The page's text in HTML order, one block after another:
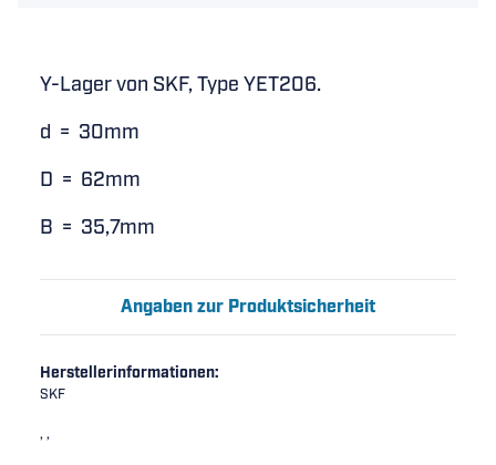
Y-Lager von SKF, Type YET206.
d = 30mm
D = 62mm
B = 35,7mm
Angaben zur Produktsicherheit
Herstellerinformationen:
SKF
, ,